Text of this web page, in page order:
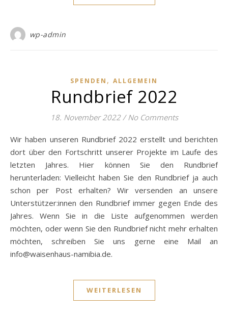
wp-admin
SPENDEN , ALLGEMEIN
Rundbrief 2022
18. November 2022 / No Comments
Wir haben unseren Rundbrief 2022 erstellt und berichten
dort über den Fortschritt unserer Projekte im Laufe des
letzten Jahres. Hier können Sie den Rundbrief
herunterladen: Vielleicht haben Sie den Rundbrief ja auch
schon per Post erhalten? Wir versenden an unsere
Unterstützer:innen den Rundbrief immer gegen Ende des
Jahres. Wenn Sie in die Liste aufgenommen werden
möchten, oder wenn Sie den Rundbrief nicht mehr erhalten
möchten, schreiben Sie uns gerne eine Mail an
info@waisenhaus-namibia.de.
WEITERLESEN